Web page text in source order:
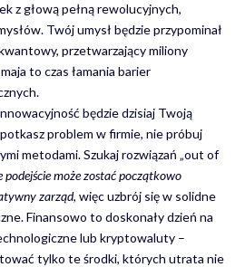
z głową pełną rewolucyjnych,
Twój umysł będzie przypominał
przetwarzający miliony
to czas łamania barier
będzie dzisiaj Twoją
problem w firmie, nie próbuj
metodami. Szukaj rozwiązań „out of
podejście może zostać początkowo
zarząd, więc uzbrój się w solidne
Finansowo to doskonały dzień na
lub kryptowaluty –
tylko te środki, których utrata nie